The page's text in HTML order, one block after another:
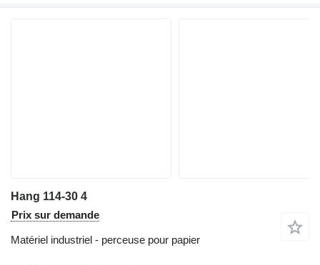
Hang 114-30 4
Prix sur demande
Matériel industriel - perceuse pour papier